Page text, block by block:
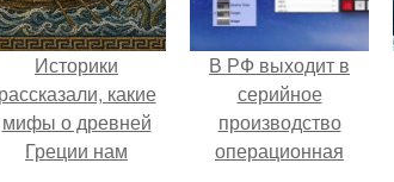
Историки
рассказали, какие
мифы о древней
Греции нам
В РФ выходит в
серийное
производство
операционная